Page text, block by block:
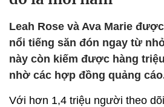
Leah Rose và Ava Marie
nổi tiếng săn đón ngay từ
này còn kiếm được hàng
nhờ các hợp đồng quảng
Với hơn 1,4 triệu người theo